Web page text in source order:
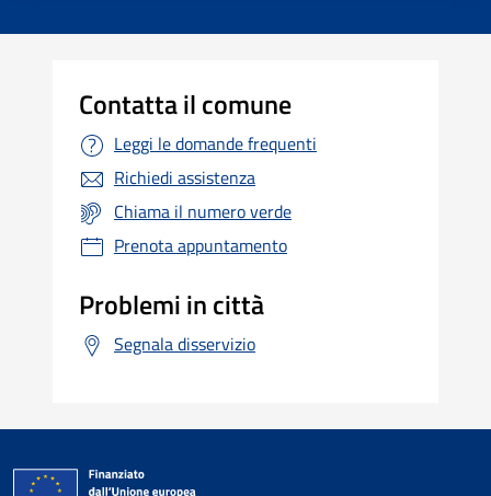
Contatta il comune
Leggi le domande frequenti
Richiedi assistenza
Chiama il numero verde
Prenota appuntamento
Problemi in città
Segnala disservizio